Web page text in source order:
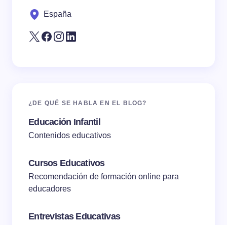
España
¿DE QUÉ SE HABLA EN EL BLOG?
Educación Infantil
Contenidos educativos
Cursos Educativos
Recomendación de formación online para
educadores
Entrevistas Educativas